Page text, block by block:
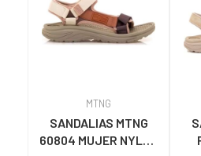
MTNG
SANDALIAS MTNG
60804 MUJER NYLON